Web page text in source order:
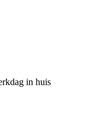
in huis